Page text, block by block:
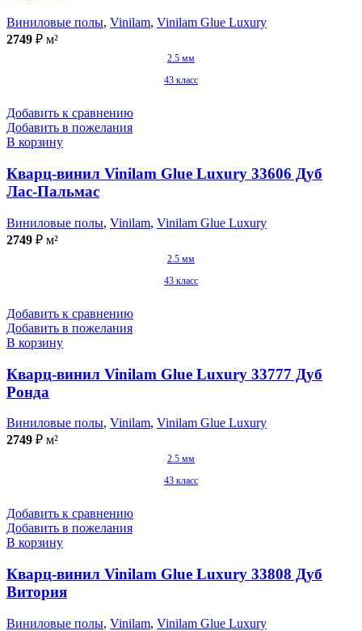
Виниловые полы, Vinilam, Vinilam Glue Luxury
2749 ₽ м²
2.5 мм
43 класс
Добавить к сравнению
Добавить в пожелания
В корзину
Кварц-винил Vinilam Glue Luxury 33606 Дуб
Лас-Пальмас
Виниловые полы, Vinilam, Vinilam Glue Luxury
2749 ₽ м²
2.5 мм
43 класс
Добавить к сравнению
Добавить в пожелания
В корзину
Кварц-винил Vinilam Glue Luxury 33777 Дуб
Ронда
Виниловые полы, Vinilam, Vinilam Glue Luxury
2749 ₽ м²
2.5 мм
43 класс
Добавить к сравнению
Добавить в пожелания
В корзину
Кварц-винил Vinilam Glue Luxury 33808 Дуб
Витория
Виниловые полы, Vinilam, Vinilam Glue Luxury